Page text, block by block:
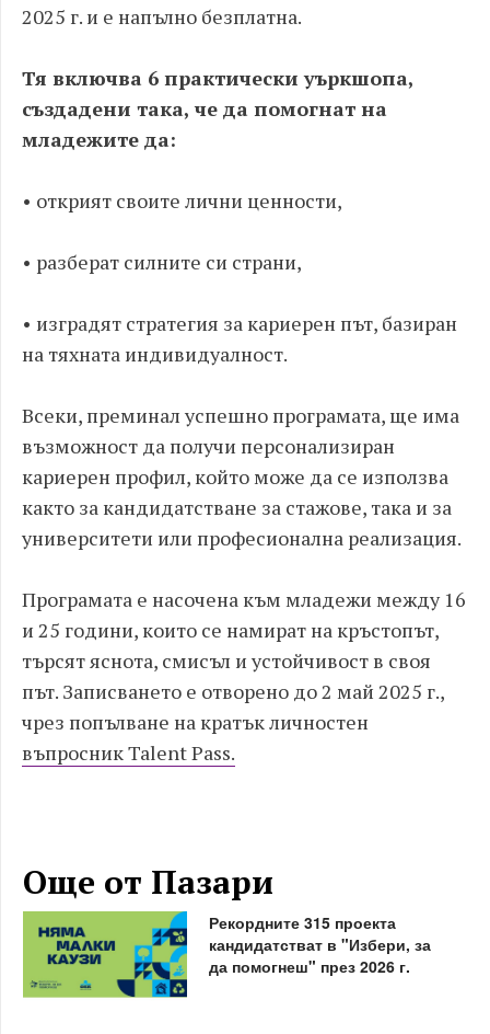
2025 г. и е напълно безплатна.
Тя включва 6 практически уъркшопа,
създадени така, че да помогнат на
младежите да:
• открият своите лични ценности,
• разберат силните си страни,
• изградят стратегия за кариерен път, базиран
на тяхната индивидуалност.
Всеки, преминал успешно програмата, ще има
възможност да получи персонализиран
кариерен профил, който може да се използва
както за кандидатстване за стажове, така и за
университети или професионална реализация.
Програмата е насочена към младежи между 16
и 25 години, които се намират на кръстопът,
търсят яснота, смисъл и устойчивост в своя
път. Записването е отворено до 2 май 2025 г.,
чрез попълване на кратък личностен
въпросник Talent Pass.
Още от Пазари
Рекордните 315 проекта
кандидатстват в "Избери, за
да помогнеш" през 2026 г.